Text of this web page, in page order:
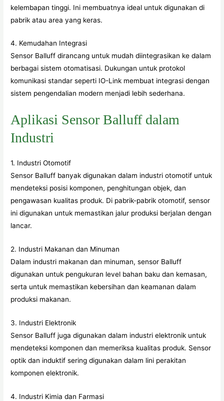
kelembapan tinggi. Ini membuatnya ideal untuk digunakan di
pabrik atau area yang keras.
4. Kemudahan Integrasi
Sensor Balluff dirancang untuk mudah diintegrasikan ke dalam
berbagai sistem otomatisasi. Dukungan untuk protokol
komunikasi standar seperti IO-Link membuat integrasi dengan
sistem pengendalian modern menjadi lebih sederhana.
Aplikasi Sensor Balluff dalam
Industri
1. Industri Otomotif
Sensor Balluff banyak digunakan dalam industri otomotif untuk
mendeteksi posisi komponen, penghitungan objek, dan
pengawasan kualitas produk. Di pabrik-pabrik otomotif, sensor
ini digunakan untuk memastikan jalur produksi berjalan dengan
lancar.
2. Industri Makanan dan Minuman
Dalam industri makanan dan minuman, sensor Balluff
digunakan untuk pengukuran level bahan baku dan kemasan,
serta untuk memastikan kebersihan dan keamanan dalam
produksi makanan.
3. Industri Elektronik
Sensor Balluff juga digunakan dalam industri elektronik untuk
mendeteksi komponen dan memeriksa kualitas produk. Sensor
optik dan induktif sering digunakan dalam lini perakitan
komponen elektronik.
4. Industri Kimia dan Farmasi